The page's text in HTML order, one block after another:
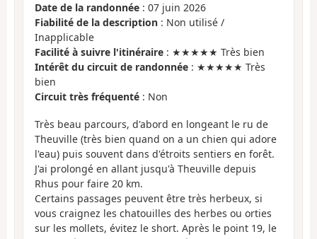
Date de la randonnée : 07 juin 2026
Fiabilité de la description : Non utilisé /
Inapplicable
Facilité à suivre l'itinéraire : ★★★★★ Très bien
Intérêt du circuit de randonnée : ★★★★★ Très
bien
Circuit très fréquenté : Non
Très beau parcours, d'abord en longeant le ru de
Theuville (très bien quand on a un chien qui adore
l'eau) puis souvent dans d'étroits sentiers en forêt.
J'ai prolongé en allant jusqu'à Theuville depuis
Rhus pour faire 20 km.
Certains passages peuvent être très herbeux, si
vous craignez les chatouilles des herbes ou orties
sur les mollets, évitez le short. Après le point 19, le